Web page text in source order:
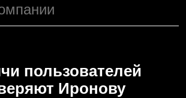
пользователей
Иронову